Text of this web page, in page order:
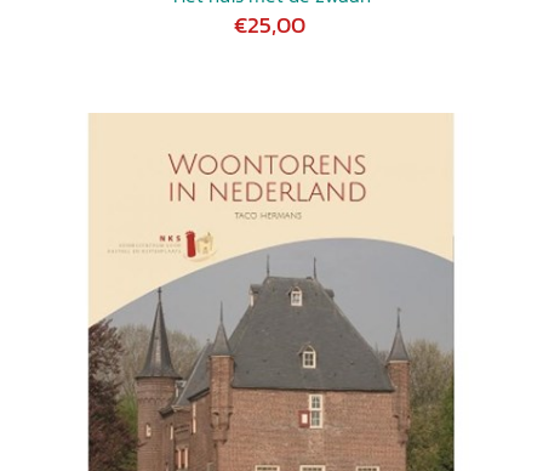
€25,00